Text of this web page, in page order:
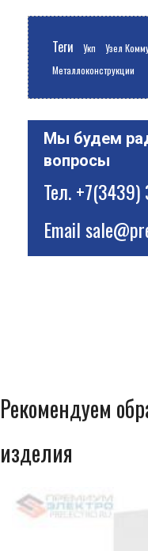
Теги Укп
Узел
Металлоконструкции
Мы будем
вопросы
Тел.
Email
Рекомендуем
изделия